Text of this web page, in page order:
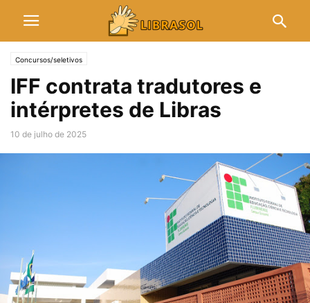
Concursos/seletivos
IFF contrata tradutores e
intérpretes de Libras
10 de julho de 2025